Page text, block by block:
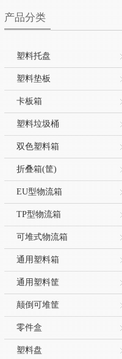
产品分类
塑料托盘
塑料垫板
卡板箱
塑料垃圾桶
双色塑料箱
折叠箱(筐)
EU型物流箱
TP型物流箱
可堆式物流箱
通用塑料箱
通用塑料筐
颠倒可堆筐
零件盒
塑料盘